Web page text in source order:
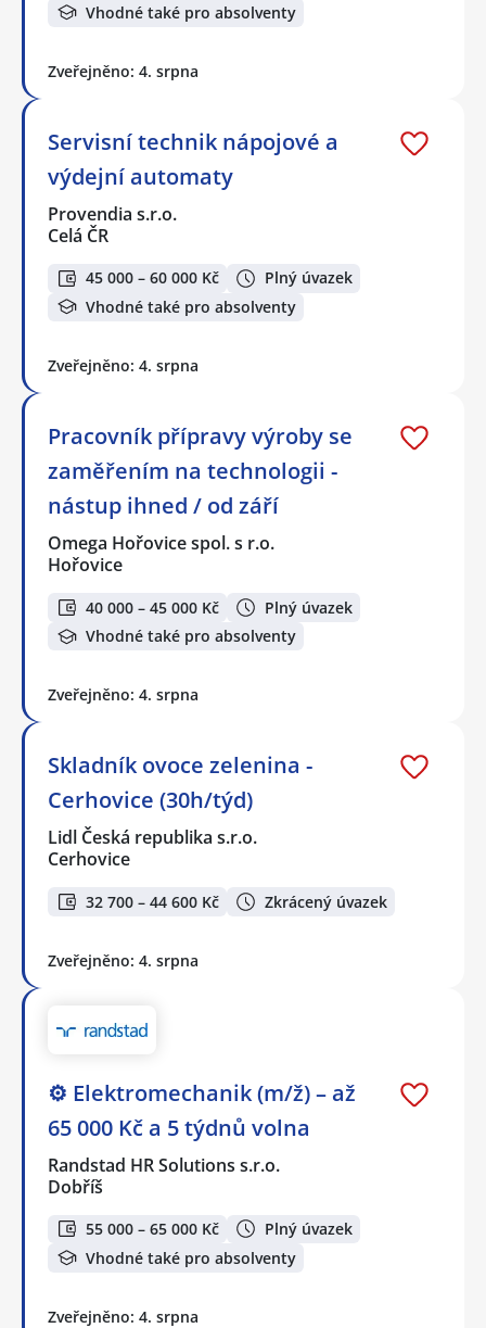
Vhodné také pro absolventy
Zveřejněno: 4. srpna
Servisní technik nápojové a
výdejní automaty
Provendia s.r.o.
Celá ČR
45 000 – 60 000 Kč
Plný úvazek
Vhodné také pro absolventy
Zveřejněno: 4. srpna
Pracovník přípravy výroby se
zaměřením na technologii -
nástup ihned / od září
Omega Hořovice spol. s r.o.
Hořovice
40 000 – 45 000 Kč
Plný úvazek
Vhodné také pro absolventy
Zveřejněno: 4. srpna
Skladník ovoce zelenina -
Cerhovice (30h/týd)
Lidl Česká republika s.r.o.
Cerhovice
32 700 – 44 600 Kč Zkrácený úvazek
Zveřejněno: 4. srpna
⚙️ Elektromechanik (m/ž) – až
65 000 Kč a 5 týdnů volna
Randstad HR Solutions s.r.o.
Dobříš
55 000 – 65 000 Kč
Plný úvazek
Vhodné také pro absolventy
Zveřejněno: 4. srpna